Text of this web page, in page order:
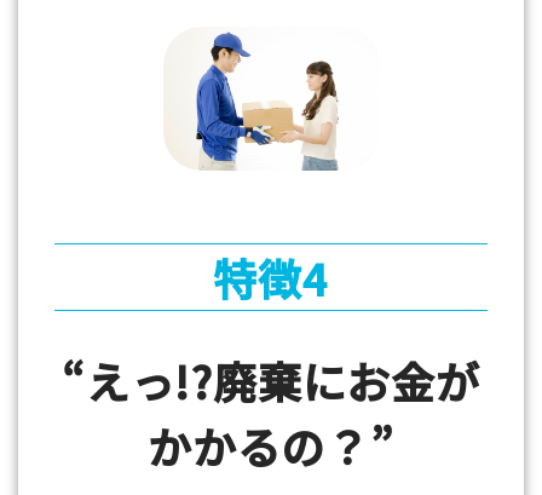
特徴4
“えっ!?廃棄にお金が
かかるの？”